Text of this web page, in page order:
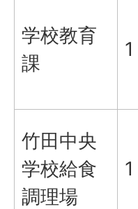
学校教育
課
1
竹田中央
学校給食
調理場
1